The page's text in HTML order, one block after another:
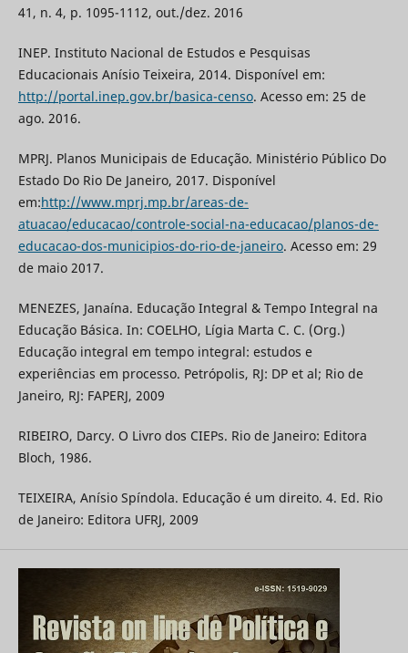
41, n. 4, p. 1095-1112, out./dez. 2016
INEP. Instituto Nacional de Estudos e Pesquisas
Educacionais Anísio Teixeira, 2014. Disponível em:
http://portal.inep.gov.br/basica-censo. Acesso em: 25 de
ago. 2016.
MPRJ. Planos Municipais de Educação. Ministério Público Do
Estado Do Rio De Janeiro, 2017. Disponível
em:http://www.mprj.mp.br/areas-de-
atuacao/educacao/controle-social-na-educacao/planos-de-
educacao-dos-municipios-do-rio-de-janeiro. Acesso em: 29
de maio 2017.
MENEZES, Janaína. Educação Integral & Tempo Integral na
Educação Básica. In: COELHO, Lígia Marta C. C. (Org.)
Educação integral em tempo integral: estudos e
experiências em processo. Petrópolis, RJ: DP et al; Rio de
Janeiro, RJ: FAPERJ, 2009
RIBEIRO, Darcy. O Livro dos CIEPs. Rio de Janeiro: Editora
Bloch, 1986.
TEIXEIRA, Anísio Spíndola. Educação é um direito. 4. Ed. Rio
de Janeiro: Editora UFRJ, 2009